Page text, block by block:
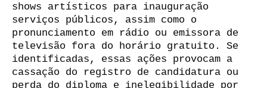
shows artísticos para inauguração
serviços públicos, assim como o
pronunciamento em rádio ou emissora de
televisão fora do horário gratuito. Se
identificadas, essas ações provocam a
cassação do registro de candidatura ou
perda do diploma e inelegibilidade por